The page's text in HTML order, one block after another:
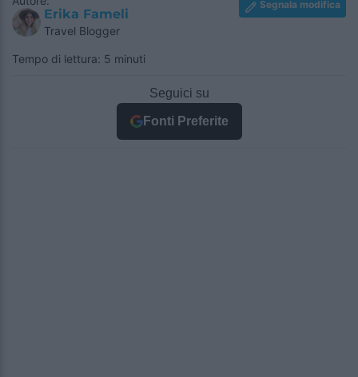
Erika Fameli
Travel Blogger
Segnala modifica
Tempo di lettura: 5 minuti
Seguici su
Fonti Preferite